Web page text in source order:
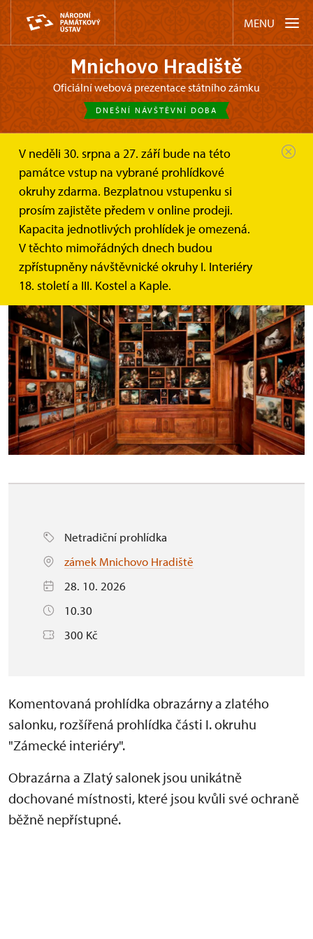
MENU
Mnichovo Hradiště
oficiální webová prezentace státního zámku
DNEŠNÍ NÁVŠTĚVNÍ DOBA
V neděli 30. srpna a 27. září bude na této
památce vstup na vybrané prohlídkové
okruhy zdarma. Bezplatnou vstupenku si
prosím zajistěte předem v online prodeji.
Kapacita jednotlivých prohlídek je omezená.
V těchto mimořádných dnech budou
zpřístupněny návštěvnické okruhy I. Interiéry
18. století a III. Kostel a Kaple.
Mnichovo Hradiště Akce Otevření 13. komnaty zámku
Otevření 13. komnaty zámku
Netradiční prohlídka
zámek Mnichovo Hradiště
28. 10. 2026
10.30
300 Kč
Komentovaná prohlídka obrazárny a zlatého
salonku, rozšířená prohlídka části I. okruhu
"Zámecké interiéry".
Obrazárna a Zlatý salonek jsou unikátně
dochované místnosti, které jsou kvůli své ochraně
běžně nepřístupné.